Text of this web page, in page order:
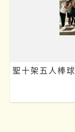
聖十架五人棒